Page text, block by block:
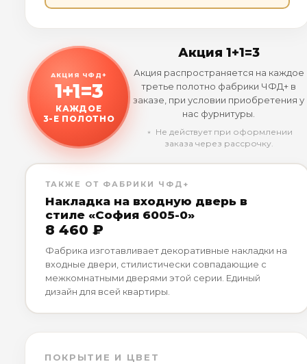
АКЦИЯ ЧФД+
1+1=3
КАЖДОЕ
3-Е ПОЛОТНО
Акция 1+1=3
Акция распространяется на каждое
третье полотно фабрики ЧФД+ в
заказе, при условии приобретения у
нас фурнитуры.
﹡ Не действует при оформлении
заказа через рассрочку.
ТАКЖЕ ОТ ФАБРИКИ ЧФД+
Накладка на входную дверь в
стиле «София 6005-0»
8 460 ₽
Фабрика изготавливает декоративные накладки на
входные двери, стилистически совпадающие с
межкомнатными дверями этой серии. Единый
дизайн для всей квартиры.
ПОКРЫТИЕ И ЦВЕТ